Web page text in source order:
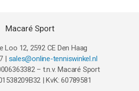
Macaré Sport
Loo 12, 2592 CE Den Haag
| sales@online-tenniswinkel.nl
– t.n.v. Macaré Sport
| KvK: 60789581